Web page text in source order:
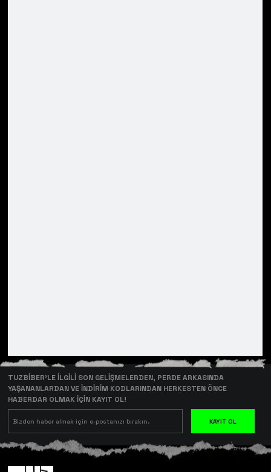
TUZBİBER’LE İLGİLİ SON GELİŞMELERDEN, PERDE ARKASINDA
YAŞANANLARDAN VE İNDİRİM KODLARINDAN HERKESTEN ÖNCE
HABERDAR OLMAK İÇİN KAYIT OL!
KAYIT OL